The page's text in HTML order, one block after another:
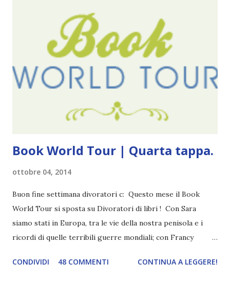
la ce avesse deciso di pubblicare la trilogia in un unico libro,
probabilmente lo avrei apprezzato molto di più. Red è
molto introduttivo, nel senso che in trecento pagine non
succede un bel niente. E non ha nemmeno un finale ._.
finisce esattamente nel bel mezzo della storia (anzi, quale
l'inizio!). Stessa cosa con Blue , stessa...
Book World Tour | Quarta tappa.
ottobre 04, 2014
Buon fine settimana divoratori c: Questo mese il Book
World Tour si sposta su Divoratori di libri ! Con Sara
siamo stati in Europa, tra le vie della nostra penisola e i
ricordi di quelle terribili guerre mondiali; con Francy
abbiamo vagato nella savana. Ora preparate le valigie che si
CONDIVIDI 48 COMMENTI CONTINUA A LEGGERE!